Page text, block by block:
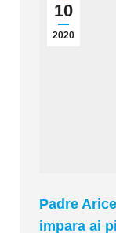
10
2020
Padre
impara ai